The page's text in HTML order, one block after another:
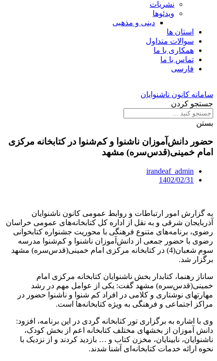
نشریات
ویدئوها
دینی و مذهبی
استان ها
سوالات متداول
همکاری با ما
تماس با ما
فارسی
سامانه کانون ناشنوایان
جستجو کردن
بستن
حضور دانش‌آموزان ناشنوا و کم‌شنوا در کتابخانه مرکزی
امام خمینی(قدس‌سره) مشهد
irandeaf_admin
1402/02/31
به گزارش امور ارتباطات و روابط عمومی کانون ناشنوایان
آذربایجان شرقی و به نقل از اداره کل کتابخانه‌های عمومی خراسان
رضوی، برنامه‌های متنوع فرهنگی با محوریت جشنواره کتابخوانی
رضوی با حضور جمعی از دانش‌آموزان ناشنوا و کم‌شنوا مدرسه
سوم شعبان(4) در کتابخانه مرکزی امام خمینی(قدس‌سره) مشهد
برگزار شد.
ساناز رهنما، کتابدار بخش ناشنوایان کتابخانه مرکزی امام
خمینی(قدس‌سره) مشهد گفت: یکی از عوامل مهم در رشد
مهارتهای نوشتاری و کلامی در افراد کم شنوا و ناشنوا حضور در
مراکز اجتماعی و فرهنگی به ویژه کتابخانه‌ها است.
وی با اشاره به برگزاری تور کتابخانه گردی در این برنامه، افزود:
دانش آموزان از بخشهای مختلف کتابخانه اعم از بخش کودک،
ناشنوایان، نابینایان، مخزن کتاب و … بازدید کردند و از نزدیک با
نحوه ارائه خدمات کتابخانه‌ای آشنا شدند.